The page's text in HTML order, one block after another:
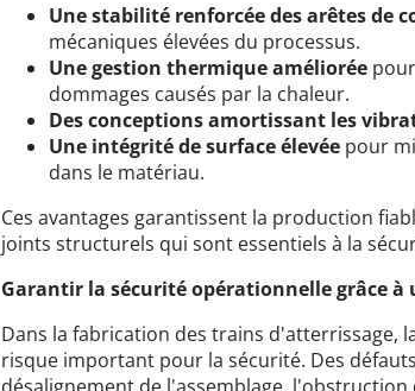
Une stabilité renforcée des arêtes de
mécaniques élevées du processus.
Une gestion thermique améliorée
dommages causés par la chaleur.
Des conceptions amortissant les
Une intégrité de surface élevée pour
dans le matériau.
Ces avantages garantissent la production
joints structurels qui sont essentiels à la
Garantir la sécurité opérationnelle grâce à
Dans la fabrication des trains d'atterrissage,
risque important pour la sécurité. Des
désalignement de l'assemblage,